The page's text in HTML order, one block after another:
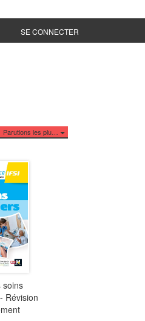
SE CONNECTER
Parutions les plu…
soins
Révision